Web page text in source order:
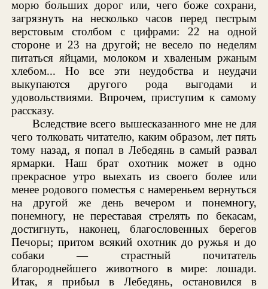
морю больших дорог или, чего боже сохрани,
загрязнуть на несколько часов перед пестрым
верстовым столбом с цифрами: 22 на одной
стороне и 23 на другой; не весело по неделям
питаться яйцами, молоком и хваленым ржаным
хлебом... Но все эти неудобства и неудачи
выкупаются другого рода выгодами и
удовольствиями. Впрочем, приступим к самому
рассказу.
Вследствие всего вышесказанного мне не для
чего толковать читателю, каким образом, лет пять
тому назад, я попал в Лебедянь в самый развал
ярмарки. Наш брат охотник может в одно
прекрасное утро выехать из своего более или
менее родового поместья с намереньем вернуться
на другой же день вечером и понемногу,
понемногу, не переставая стрелять по бекасам,
достигнуть, наконец, благословенных берегов
Печоры; притом всякий охотник до ружья и до
собаки — страстный почитатель
благороднейшего животного в мире: лошади.
Итак, я прибыл в Лебедянь, остановился в